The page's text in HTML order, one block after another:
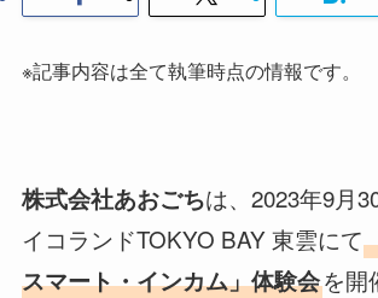
※記事内容は全て執筆時点の情報です。
株式会社あおごちは、2023年9月
イコランドTOKYO BAY 東雲にて
スマート・インカム」体験会を開